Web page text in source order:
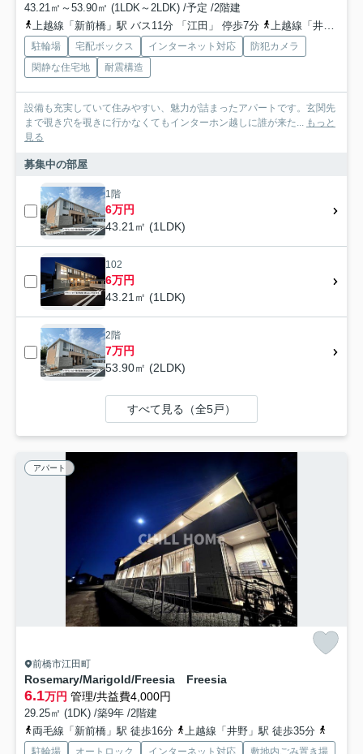
43.21㎡～53.90㎡ (1LDK～2LDK) /予定 /2階建
上越線「新前橋」駅 バス11分 「江田」 停歩7分
上越線「井野」駅 徒歩38分
駐輪場 宅配ボックス インターネット対応
防犯カメラ
閑静な住宅地
耐震構造
設備も充実していて住みやすい、魅力が詰まったアパートです。玄関先
まで覗き穴を覗きに行かなくてもインターホン越しに誰が来た... もっと
見る
募集中の部屋
1階
6万円
43.21㎡ (1LDK)
102
6万円
43.21㎡ (1LDK)
2階
7万円
53.90㎡ (2LDK)
すべて見る（全5戸）
アパート
前橋市江田町
Rosemary/Marigold/Freesia Freesia
6.1万円 管理/共益費4,000円
29.25㎡ (1DK) /築9年 /2階建
両毛線「新前橋」駅 徒歩16分
上越線「井野」駅 徒歩35分